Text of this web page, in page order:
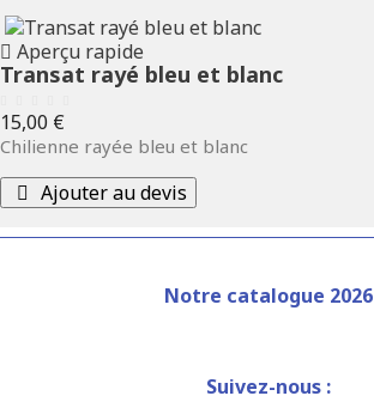
Aperçu rapide
Transat rayé bleu et blanc
Prix
15,00 €
Chilienne rayée bleu et blanc
Ajouter au devis
Notre catalogue 2026
Suivez-nous :